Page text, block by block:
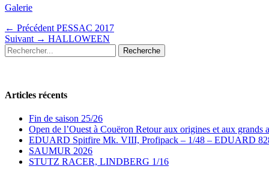
Catégories
Galerie
Navigation
de
l’article
← Précédent Article
précédent
PESSAC 2017
Suivant → Article
:
HALLOWEEN
Recherche
pour
Articles récents
Fin de saison 25/26
Open de l’Ouest à Couëron Retour aux origines et aux grands
EDUARD Spitfire Mk. VIII, Profipack – 1/48 – EDUARD
SAUMUR 2026
STUTZ RACER, LINDBERG 1/16